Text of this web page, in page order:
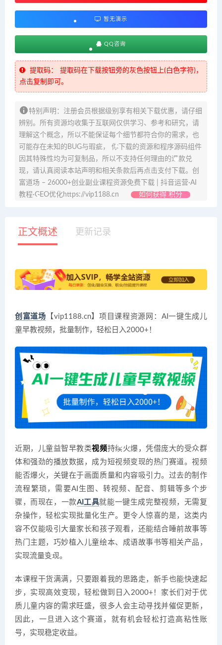
暂无演示
QQ咨询
提取码：
提取码在下载按钮旁的灰色按钮上(白色字符)，
点击复制即可。
特别声明：注册会员根据级别享有相关下载优惠，请仔细
辨别。所有资源均收集于互联网仅供学习、参考和研究，请
理解这个概念，所以不能保证每个细节都符合你的需求，也
可能存在未知的BUG与瑕疵， 你下载的资源和程序源码组件
因其特殊性均为可复制品，所以不支持任何理由的退款兑
现，请认真阅读本站声明和相关条款后再点击支付下载。创
富道场 – 26000+创业副业课程资源免费下载 | 抖音运营·AI
教程·GEO优化https://vip1188.cn
如何获得 积分
正文概述 更新记录
创富道场 【vip1188.cn】项目课程资源网：AI一键生成儿
童早教视频，批量制作，轻松日入2000+！
近期，儿童益智早教类视频持续火爆，凭借庞大的受众群
体和强劲的播放数据，成为短视频变现的热门赛道。视频
能否爆火，关键在于画面质量和内容吸引力。过去的制作
流程繁琐，需要AI生图、转视频、配音、剪辑等多个步
骤，而现在，一款AI工具就能一键生成完整视频，无需复
杂操作，轻松实现批量化生产。更令人惊喜的是，这类内
容不仅能吸引大量家长和孩子观看，还能结合睡前故事等
热门主题，巧妙植入儿童绘本、成语故事书等相关产品，
实现流量变现。
本课程干货满满，只要跟着我的思路走，新手也能快速起
步，实现高效变现，轻松做到日入2000+！家长们对于优
质儿童内容的需求旺盛，很多人会主动寻找并催促更新，
因此，一旦进入这个赛道，就有机会轻松打造高粘性账
号，实现稳定收益。